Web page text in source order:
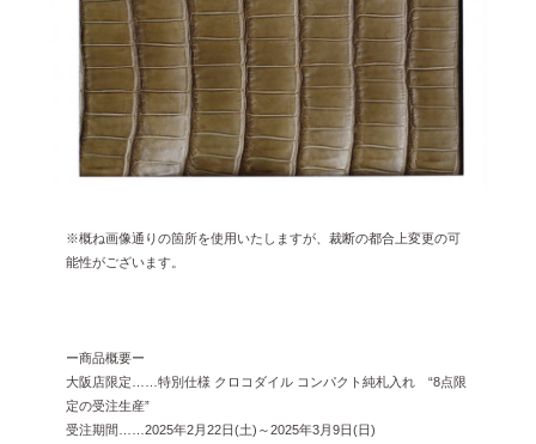
※概ね画像通りの箇所を使用いたしますが、裁断の都合上変更の可
能性がございます。
ー商品概要ー
大阪店限定……特別仕様 クロコダイル コンパクト純札入れ “8点限
定の受注生産”
受注期間……2025年2月22日(土)～2025年3月9日(日)